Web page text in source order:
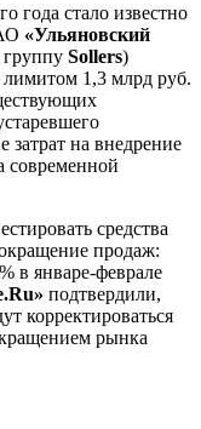
года стало известно
«Ульяновский
группу Sollers)
1,3 млрд руб.
затрат на внедрение
современной
средства
продаж:
в январе-феврале
подтвердили,
корректироваться
рынка